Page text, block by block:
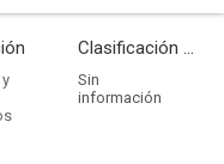
Clasificación por edades
Sin
información